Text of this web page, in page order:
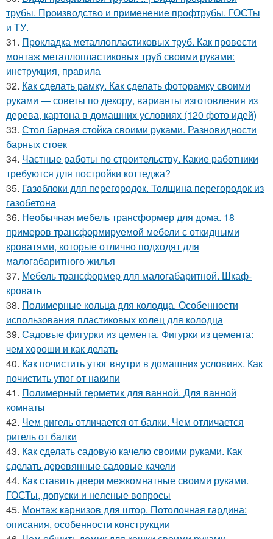
трубы. Производство и применение профтрубы. ГОСТы
и ТУ.
31. Прокладка металлопластиковых труб. Как провести
монтаж металлопластиковых труб своими руками:
инструкция, правила
32. Как сделать рамку. Как сделать фоторамку своими
руками — советы по декору, варианты изготовления из
дерева, картона в домашних условиях (120 фото идей)
33. Стол барная стойка своими руками. Разновидности
барных стоек
34. Частные работы по строительству. Какие работники
требуются для постройки коттеджа?
35. Газоблоки для перегородок. Толщина перегородок из
газобетона
36. Необычная мебель трансформер для дома. 18
примеров трансформируемой мебели с откидными
кроватями, которые отлично подходят для
малогабаритного жилья
37. Мебель трансформер для малогабаритной. Шкаф-
кровать
38. Полимерные кольца для колодца. Особенности
использования пластиковых колец для колодца
39. Садовые фигурки из цемента. Фигурки из цемента:
чем хороши и как делать
40. Как почистить утюг внутри в домашних условиях. Как
почистить утюг от накипи
41. Полимерный герметик для ванной. Для ванной
комнаты
42. Чем ригель отличается от балки. Чем отличается
ригель от балки
43. Как сделать садовую качелю своими руками. Как
сделать деревянные садовые качели
44. Как ставить двери межкомнатные своими руками.
ГОСТы, допуски и неясные вопросы
45. Монтаж карнизов для штор. Потолочная гардина:
описания, особенности конструкции